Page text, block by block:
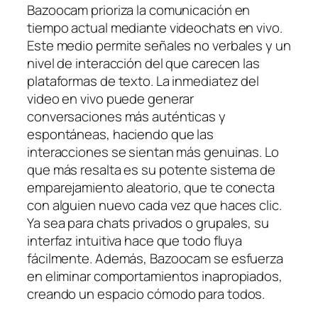
Bazoocam prioriza la comunicación en
tiempo actual mediante videochats en vivo.
Este medio permite señales no verbales y un
nivel de interacción del que carecen las
plataformas de texto. La inmediatez del
video en vivo puede generar
conversaciones más auténticas y
espontáneas, haciendo que las
interacciones se sientan más genuinas. Lo
que más resalta es su potente sistema de
emparejamiento aleatorio, que te conecta
con alguien nuevo cada vez que haces clic.
Ya sea para chats privados o grupales, su
interfaz intuitiva hace que todo fluya
fácilmente. Además, Bazoocam se esfuerza
en eliminar comportamientos inapropiados,
creando un espacio cómodo para todos.